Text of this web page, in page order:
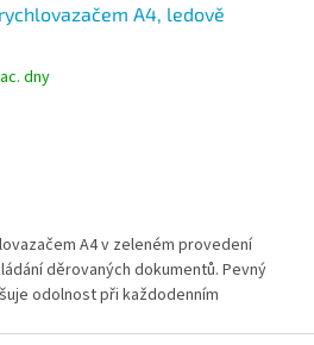
A4, ledově
dny
A4 v zeleném provedení
děrovaných dokumentů. Pevný
odolnost při každodenním